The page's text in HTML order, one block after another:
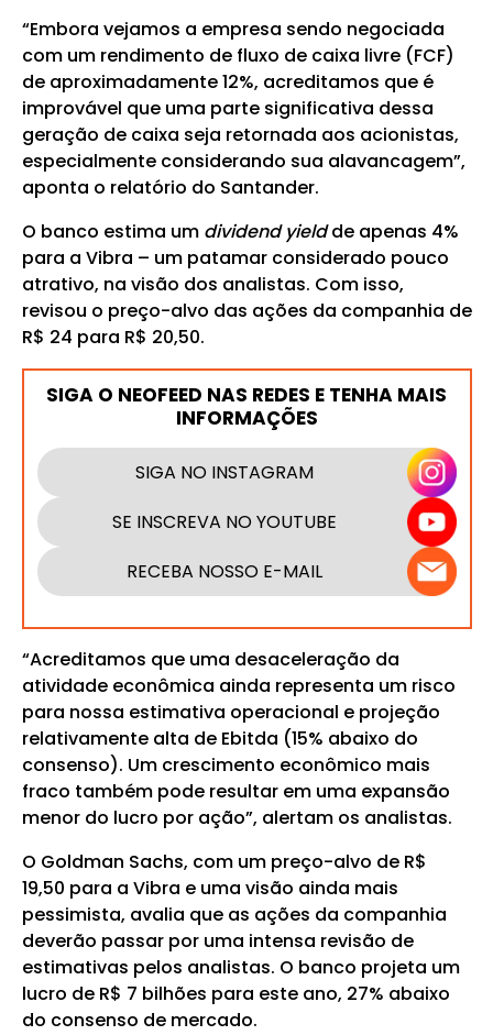
“Embora vejamos a empresa sendo negociada
com um rendimento de fluxo de caixa livre (FCF)
de aproximadamente 12%, acreditamos que é
improvável que uma parte significativa dessa
geração de caixa seja retornada aos acionistas,
especialmente considerando sua alavancagem”,
aponta o relatório do Santander.
O banco estima um dividend yieldde apenas 4%
para a Vibra – um patamar considerado pouco
atrativo, na visão dos analistas. Com isso,
revisou o preço-alvo das ações da companhia de
R$ 24 para R$ 20,50.
SIGA O NEOFEED NAS REDES E TENHA MAIS
INFORMAÇÕES
SIGA NO INSTAGRAM
SE INSCREVA NO YOUTUBE
RECEBA NOSSO E-MAIL
“Acreditamos que uma desaceleração da
atividade econômica ainda representa um risco
para nossa estimativa operacional e projeção
relativamente alta de Ebitda (15% abaixo do
consenso). Um crescimento econômico mais
fraco também pode resultar em uma expansão
menor do lucro por ação”, alertam os analistas.
O Goldman Sachs, com um preço-alvo de R$
19,50 para a Vibra e uma visão ainda mais
pessimista, avalia que as ações da companhia
deverão passar por uma intensa revisão de
estimativas pelos analistas. O banco projeta um
lucro de R$ 7 bilhões para este ano, 27% abaixo
do consenso de mercado.